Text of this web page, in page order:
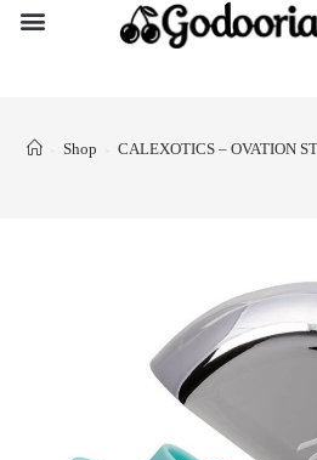
> Shop > CALEXOTICS – OVATION